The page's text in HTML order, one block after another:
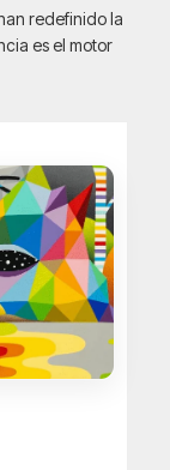
redefinido la
es el motor